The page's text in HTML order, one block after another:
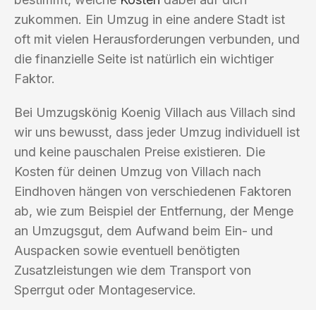
zukommen. Ein Umzug in eine andere Stadt ist
oft mit vielen Herausforderungen verbunden, und
die finanzielle Seite ist natürlich ein wichtiger
Faktor.
Bei Umzugskönig Koenig Villach aus Villach sind
wir uns bewusst, dass jeder Umzug individuell ist
und keine pauschalen Preise existieren. Die
Kosten für deinen Umzug von Villach nach
Eindhoven hängen von verschiedenen Faktoren
ab, wie zum Beispiel der Entfernung, der Menge
an Umzugsgut, dem Aufwand beim Ein- und
Auspacken sowie eventuell benötigten
Zusatzleistungen wie dem Transport von
Sperrgut oder Montageservice.